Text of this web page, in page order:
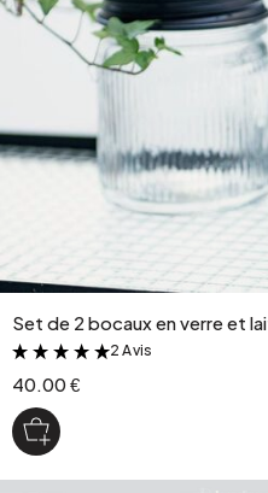
Set de 2 bocaux en verre et
&
2 Avis
40.00 €